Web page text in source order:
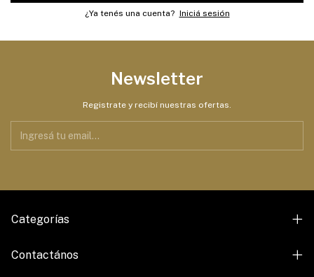
¿Ya tenés una cuenta? Iniciá sesión
Newsletter
Registrate y recibí nuestras ofertas.
Categorías
Contactános